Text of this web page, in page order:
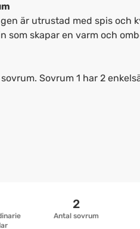
är utrustad med spis och
som skapar en varm och
Sovrum 1 har 2
Antal sovrum
2